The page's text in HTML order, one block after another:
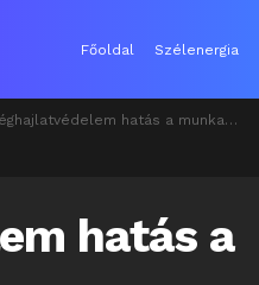
Főoldal Szélenergia
hatás a munkahelyekre
hatás a